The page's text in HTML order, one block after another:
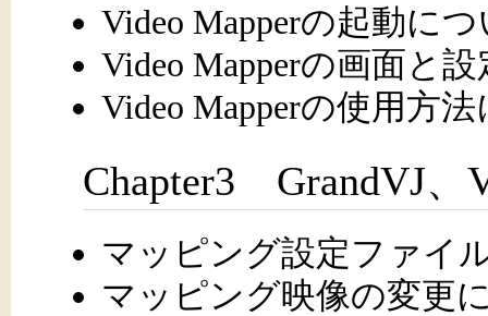
Video Mapperの起動に
Video Mapperの画面と
Video Mapperの使用方
Chapter3 GrandVJ、
マッピング設定ファイ
マッピング映像の変更